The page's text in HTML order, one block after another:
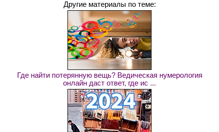
Другие материалы по теме:
Где найти потерянную вещь? Ведическая нумерология
онлайн даст ответ, где ис ...